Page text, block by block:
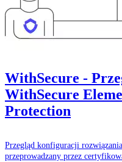
WithSecure -
WithSecure
Protection
Przegląd konfiguracji
przeprowadzany przez